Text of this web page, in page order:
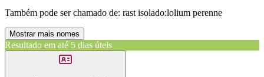
Também pode ser chamado de: rast isolado:lolium perenne
Mostrar mais nomes
Resultado em até 5 dias úteis